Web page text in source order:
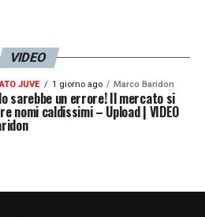
VIDEO
JUVE 1 giorno ago Marco Baridon
sarebbe un errore! Il mercato si
nomi caldissimi – Upload | VIDEO